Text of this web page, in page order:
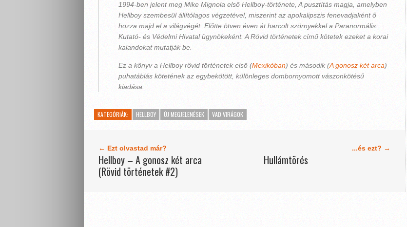
1994-ben jelent meg Mike Mignola első Hellboy-története, A pusztítás magja, amelyben
Hellboy szembesül állítólagos végzetével, miszerint az apokalipszis fenevadjaként ő
hozza majd el a világvégét. Előtte ötven éven át harcolt szörnyekkel a Paranormális
Kutató- és Védelmi Hivatal ügynökeként. A Rövid történetek című kötetek ezeket a korai
kalandokat mutatják be.
Ez a könyv a Hellboy rövid történetek első (Mexikóban) és második (A gonosz két arca)
puhatáblás kötetének az egybekötött, különleges dombornyomott vászonkötésű
kiadása.
KATEGÓRIÁK: HELLBOY ÚJ MEGJELENÉSEK VAD VIRÁGOK
← Ezt olvastad már?
Hellboy – A gonosz két arca
(Rövid történetek #2)
...és ezt? →
Hullámtörés